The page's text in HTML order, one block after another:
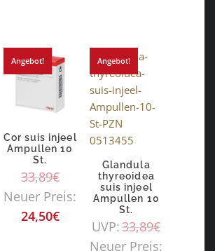
Angebot!
Cor suis injeel
Ampullen 10
St.
33,89€
Neuer Preis:
24,50€
Angebot!
Glandula
thyreoidea
suis injeel
Ampullen 10
St.
UVP:33,89€
Neuer Preis: